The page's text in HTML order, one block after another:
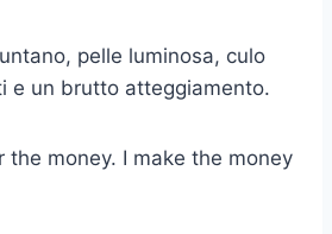
pelle luminosa, culo
e un brutto atteggiamento.
the money. I make the money